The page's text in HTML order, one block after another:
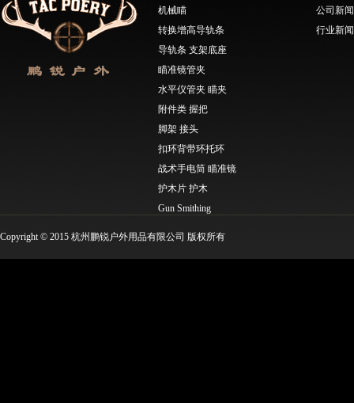
机械瞄
转换增高导轨条
导轨条 支架底座
瞄准镜管夹
水平仪管夹 瞄夹
附件类 握把
脚架 接头
扣环背带环托环
战术手电筒 瞄准镜
护木片 护木
Gun Smithing
公司新闻
行业新闻
Copyright © 2015 杭州鹏锐户外用品有限公司 版权所有